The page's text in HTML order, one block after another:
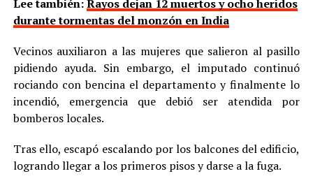
Lee también:Rayos dejan 12 muertos y ocho heridos
durante tormentas del monzón en India
Vecinos auxiliaron a las mujeres que salieron al pasillo
pidiendo ayuda. Sin embargo, el imputado continuó
rociando con bencina el departamento y finalmente lo
incendió, emergencia que debió ser atendida por
bomberos locales.
Tras ello, escapó escalando por los balcones del edificio,
logrando llegar a los primeros pisos y darse a la fuga.